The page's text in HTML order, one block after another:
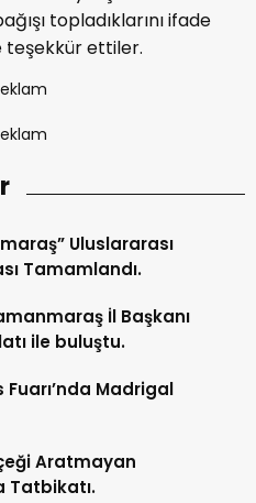
topladıklarını ifade
teşekkür ettiler.
Uluslararası
Tamamlandı.
İl Başkanı
ile buluştu.
Madrigal
Aratmayan
Tatbikatı.